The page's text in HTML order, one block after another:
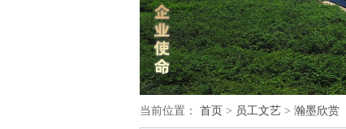
当前位置： 首页 > 员工文艺 > 瀚墨欣赏